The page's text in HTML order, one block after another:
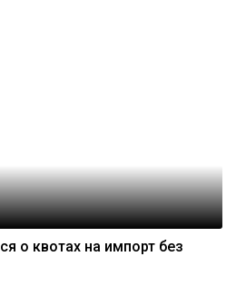
о квотах на импорт без